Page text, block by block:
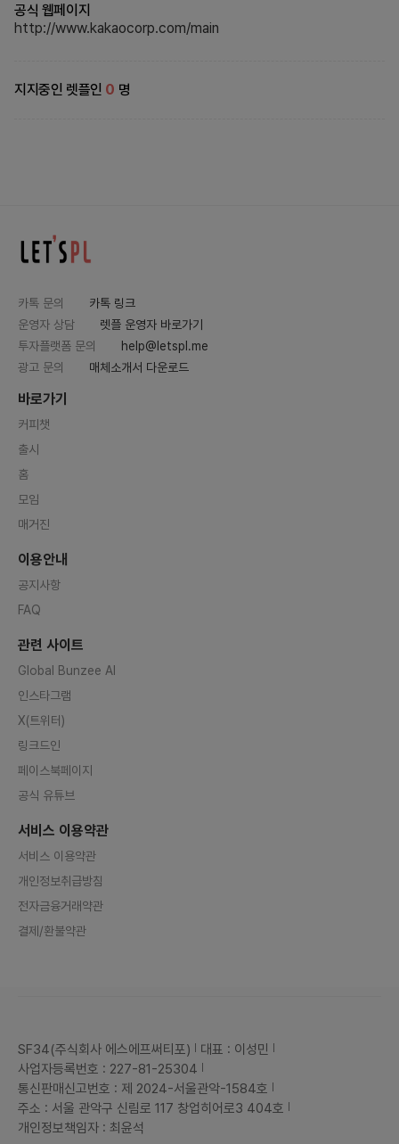
공식 웹페이지
http://www.kakaocorp.com/main
지지중인 렛플인 0 명
카톡 문의
카톡 링크
운영자 상담
렛플 운영자 바로가기
투자플랫폼 문의
help@letspl.me
광고 문의
매체소개서 다운로드
바로가기
커피챗
출시
홈
모임
매거진
이용안내
공지사항
FAQ
관련 사이트
Global Bunzee AI
인스타그램
X(트위터)
링크드인
페이스북페이지
공식 유튜브
서비스 이용약관
서비스 이용약관
개인정보취급방침
전자금융거래약관
결제/환불약관
SF34(주식회사 에스에프써티포)
대표 : 이성민
사업자등록번호 : 227-81-25304
통신판매신고번호 : 제 2024-서울관악-1584호
주소 : 서울 관악구 신림로 117 창업히어로3 404호
개인정보책임자 : 최윤석